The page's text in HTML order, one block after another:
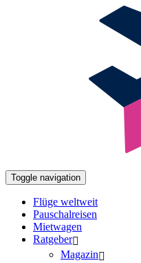
Toggle navigation
Flüge weltweit
Pauschalreisen
Mietwagen
Ratgeber
Magazin